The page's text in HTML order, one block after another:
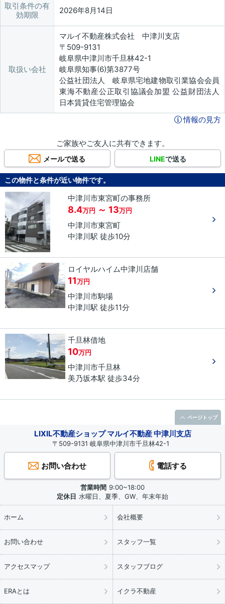
取引条件の有
効期限
2026年8月14日
取扱い会社
マルイ不動産株式会社 中津川支店
〒509-9131
岐阜県中津川市千旦林42-1
岐阜県知事(6)第3877号
公益社団法人 岐阜県宅地建物取引業協会会員
東海不動産公正取引協議会加盟 公益財団法人
日本賃貸住宅管理協会
情報の見方
ご家族やご友人に共有できます。
メールで送る LINEで送る
この物件と条件が近い物件です。
中津川市東宮町の事務所
8.4万円 ～ 13万円
中津川市東宮町
中津川駅 徒歩10分
ロイヤルハイム中津川店舗
11万円
中津川市駒場
中津川駅 徒歩11分
千旦林借地
10万円
中津川市千旦林
美乃坂本駅 徒歩34分
LIXIL不動産ショップ マルイ不動産 中津川支店
〒509-9131 岐阜県中津川市千旦林42-1
お問い合わせ 電話する
営業時間 9:00~18:00
定休日 水曜日、夏季、GW、年末年始
ホーム 会社概要
お問い合わせ スタッフ一覧
アクセスマップ スタッフブログ
ERAとは イクラ不動産
ページトップ